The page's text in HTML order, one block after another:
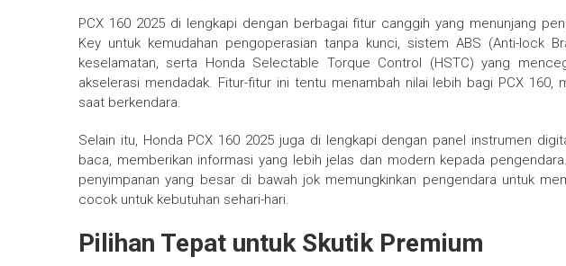
PCX 160 2025 di lengkapi dengan berbagai fitur canggih yang menunjang
Key untuk kemudahan pengoperasian tanpa kunci, sistem ABS (Anti-lock
keselamatan, serta Honda Selectable Torque Control (HSTC) yang
akselerasi mendadak. Fitur-fitur ini tentu menambah nilai lebih bagi PCX 160,
saat berkendara.
Selain itu, Honda PCX 160 2025 juga di lengkapi dengan panel instrumen
baca, memberikan informasi yang lebih jelas dan modern kepada
penyimpanan yang besar di bawah jok memungkinkan pengendara untuk
cocok untuk kebutuhan sehari-hari.
Pilihan Tepat untuk Skutik Premium